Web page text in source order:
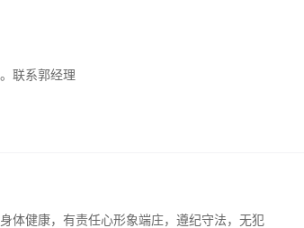
联系郭经理
体健康，有责任心形象端庄，遵纪守法，无犯